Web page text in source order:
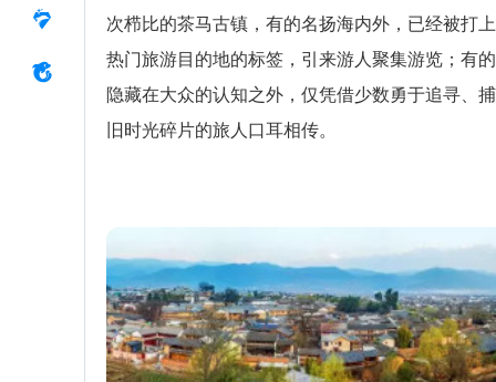
次栉比的茶马古镇，有的名扬海内外，已经被打
热门旅游目的地的标签，引来游人聚集游览；有
隐藏在大众的认知之外，仅凭借少数勇于追寻、
旧时光碎片的旅人口耳相传。